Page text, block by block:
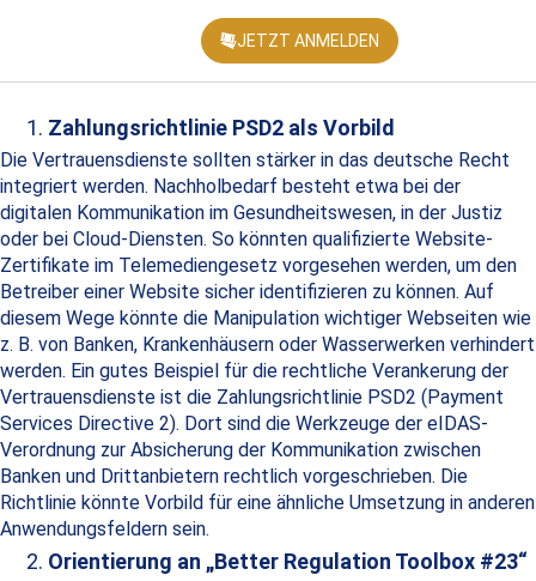
JETZT ANMELDEN
Zahlungsrichtlinie PSD2 als Vorbild
Die Vertrauensdienste sollten stärker in das deutsche Recht
integriert werden. Nachholbedarf besteht etwa bei der
digitalen Kommunikation im Gesundheitswesen, in der Justiz
oder bei Cloud-Diensten. So könnten qualifizierte Website-
Zertifikate im Telemediengesetz vorgesehen werden, um den
Betreiber einer Website sicher identifizieren zu können. Auf
diesem Wege könnte die Manipulation wichtiger Webseiten wie
z. B. von Banken, Krankenhäusern oder Wasserwerken verhindert
werden. Ein gutes Beispiel für die rechtliche Verankerung der
Vertrauensdienste ist die Zahlungsrichtlinie PSD2 (Payment
Services Directive 2). Dort sind die Werkzeuge der eIDAS-
Verordnung zur Absicherung der Kommunikation zwischen
Banken und Drittanbietern rechtlich vorgeschrieben. Die
Richtlinie könnte Vorbild für eine ähnliche Umsetzung in anderen
Anwendungsfeldern sein.
Orientierung an „Better Regulation Toolbox #23“